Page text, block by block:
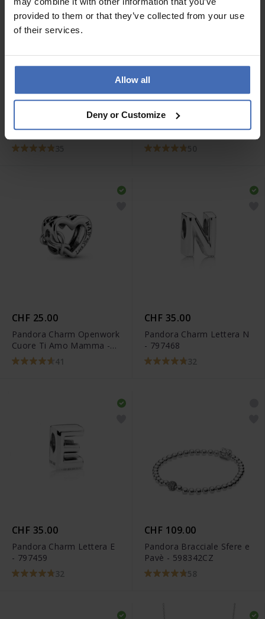
provided to them or that they’ve collected from your use
of their services.
Allow all
Deny or Customize
CHF 49.00
Pandora Anello Desiderio
Scintillante - 196316CZ
CHF 35.00
Pandora Anello Desiderio
- 196314
CHF 25.00
Pandora Charm Openwork
Cuore Ti Amo Mamma -
798825C00 41
CHF 35.00
Pandora Charm Lettera N
- 797468
32
CHF 35.00
Pandora Charm Lettera E
- 797459
32
CHF 109.00
Pandora Bracciale Sfere e
Pavè - 598342CZ
58